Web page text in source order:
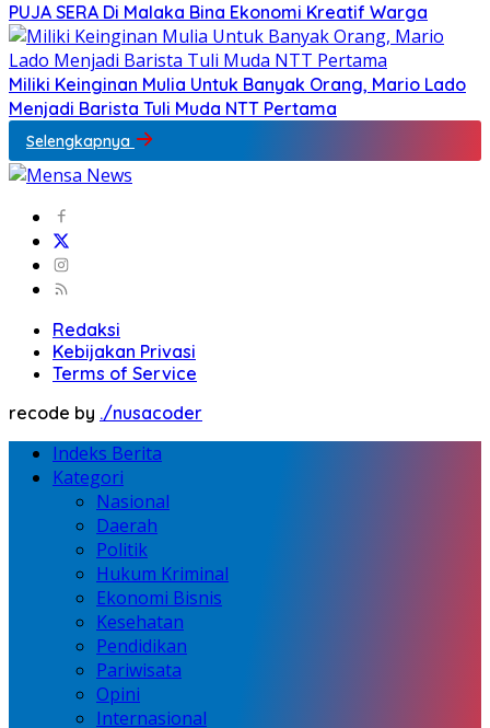
PUJA SERA Di Malaka Bina Ekonomi Kreatif Warga
Miliki Keinginan Mulia Untuk Banyak Orang, Mario Lado
Menjadi Barista Tuli Muda NTT Pertama
Selengkapnya
Redaksi
Kebijakan Privasi
Terms of Service
recode by ./nusacoder
Indeks Berita
Kategori
Nasional
Daerah
Politik
Hukum Kriminal
Ekonomi Bisnis
Kesehatan
Pendidikan
Pariwisata
Opini
Internasional